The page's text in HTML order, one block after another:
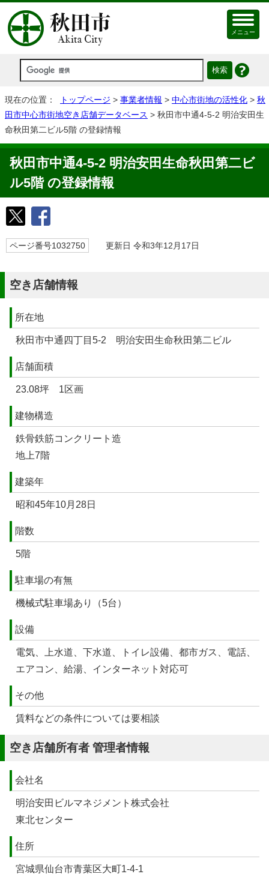
メニュー
現在の位置： トップページ > 事業者情報 > 中心市街地の活性化 > 秋
田市中心市街地空き店舗データベース > 秋田市中通4-5-2 明治安田生
命秋田第二ビル5階 の登録情報
秋田市中通4-5-2 明治安田生命秋田第二ビ
ル5階 の登録情報
ページ番号1032750 更新日 令和3年12月17日
空き店舗情報
所在地
秋田市中通四丁目5-2 明治安田生命秋田第二ビル
店舗面積
23.08坪 1区画
建物構造
鉄骨鉄筋コンクリート造
地上7階
建築年
昭和45年10月28日
階数
5階
駐車場の有無
機械式駐車場あり（5台）
設備
電気、上水道、下水道、トイレ設備、都市ガス、電話、
エアコン、給湯、インターネット対応可
その他
賃料などの条件については要相談
空き店舗所有者 管理者情報
会社名
明治安田ビルマネジメント株式会社
東北センター
住所
宮城県仙台市青葉区大町1-4-1